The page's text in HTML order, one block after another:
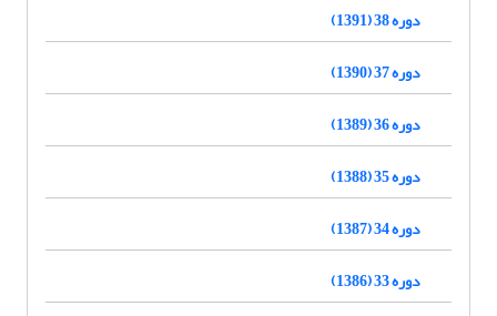
دوره 38 (1391)
دوره 37 (1390)
دوره 36 (1389)
دوره 35 (1388)
دوره 34 (1387)
دوره 33 (1386)